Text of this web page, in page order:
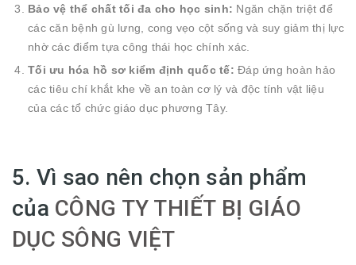
Bảo vệ thể chất tối đa cho học sinh: Ngăn chặn triệt để
các căn bệnh gù lưng, cong vẹo cột sống và suy giảm thị lực
nhờ các điểm tựa công thái học chính xác.
Tối ưu hóa hồ sơ kiểm định quốc tế: Đáp ứng hoàn hảo
các tiêu chí khắt khe về an toàn cơ lý và độc tính vật liệu
của các tổ chức giáo dục phương Tây.
5. Vì sao nên chọn sản phẩm
của CÔNG TY THIẾT BỊ GIÁO
DỤC SÔNG VIỆT